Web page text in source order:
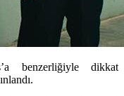
benzerliğiyle dikkat